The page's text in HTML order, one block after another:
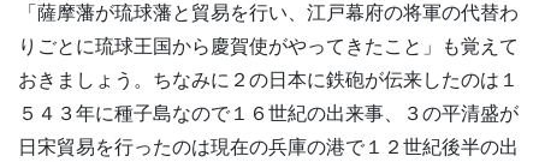
「薩摩藩が琉球藩と貿易を行い、江戸幕府の将軍の代替わ
りごとに琉球王国から慶賀使がやってきたこと」も覚えて
おきましょう。ちなみに２の日本に鉄砲が伝来したのは１
５４３年に種子島なので１６世紀の出来事、３の平清盛が
日宋貿易を行ったのは現在の兵庫の港で１２世紀後半の出